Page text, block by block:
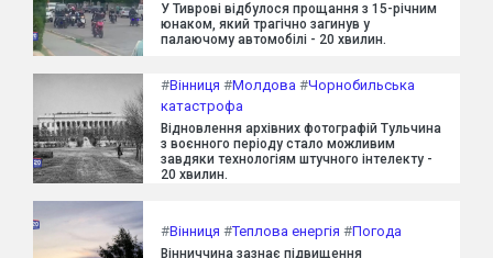
У Тиврові відбулося прощання з 15-річним
юнаком, який трагічно загинув у
палаючому автомобілі - 20 хвилин.
#Вінниця #Молдова #Чорнобильська
катастрофа
Відновлення архівних фотографій Тульчина
з воєнного періоду стало можливим
завдяки технологіям штучного інтелекту -
20 хвилин.
#Вінниця #Теплова енергія #Погода
Вінниччина зазнає підвищення